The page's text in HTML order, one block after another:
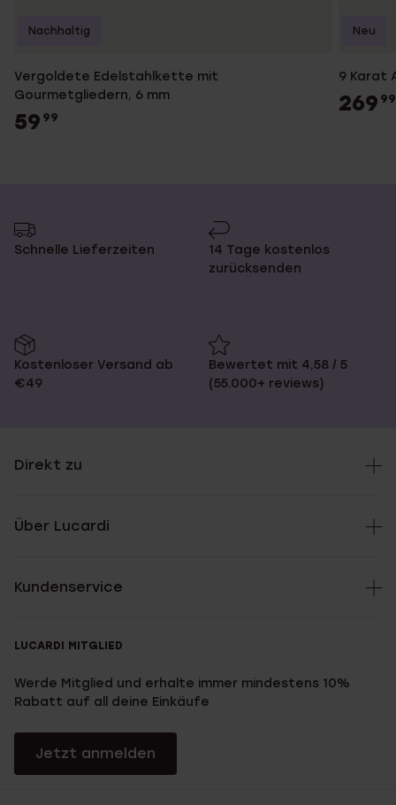
Vergoldete Edelstahlkette mit
Gourmetgliedern, 6 mm
59 99
Nachhaltig
9 Karat
269 99
Neu
Schnelle Lieferzeiten
14 Tage kostenlos
zurücksenden
Kostenloser Versand ab
€49
Bewertet mit 4,58 / 5
(55.000+ reviews)
Direkt zu
Über Lucardi
Kundenservice
LUCARDI MITGLIED
Werde Mitglied und erhalte immer mindestens 10%
Rabatt auf all deine Einkäufe
Jetzt anmelden